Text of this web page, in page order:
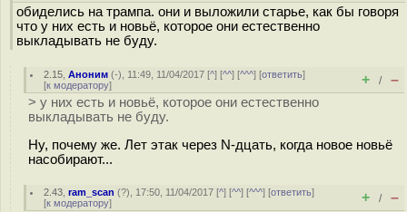
обиделись на трампа. они и выложили старье, как бы говоря
что у них есть и новьё, которое они естественно
выкладывать не буду.
2.15 ,Аноним (-), 11:49, 11/04/2017 [^] [^^] [^^^] [ответить]
[к модератору] + / –
> у них есть и новьё, которое они естественно
выкладывать не буду.
Ну, почему же. Лет этак через N-дцать, когда новое новьё
насобирают...
2.43 ,ram_scan (?), 17:50, 11/04/2017 [^] [^^] [^^^] [ответить]
[к модератору] + / –